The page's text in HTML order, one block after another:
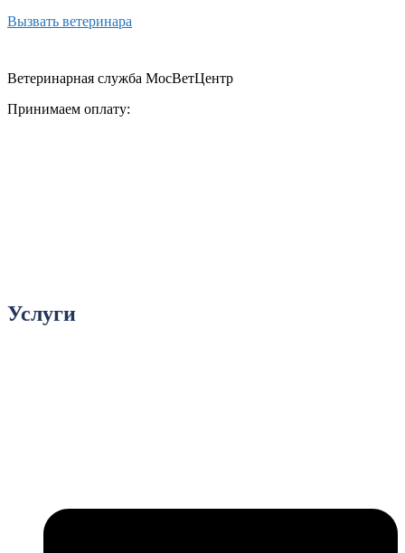
Вызвать ветеринара
Ветеринарная служба МосВетЦентр
Принимаем оплату:
Услуги